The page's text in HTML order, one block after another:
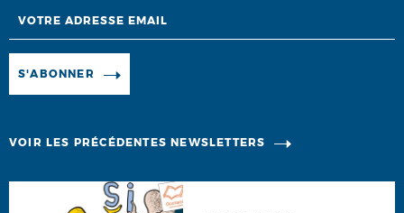
S'ABONNER
VOIR LES PRÉCÉDENTES NEWSLETTERS